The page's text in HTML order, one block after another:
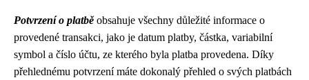
Potvrzení o platběobsahuje všechny důležité informace o
provedené transakci, jako je datum platby, částka, variabilní
symbol a číslo účtu, ze kterého byla platba provedena. Díky
přehlednému potvrzení máte dokonalý přehled o svých platbách